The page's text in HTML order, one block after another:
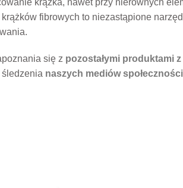
fibrowych to niezastąpione
się z pozostałymi produktami
śledzenia naszych mediów